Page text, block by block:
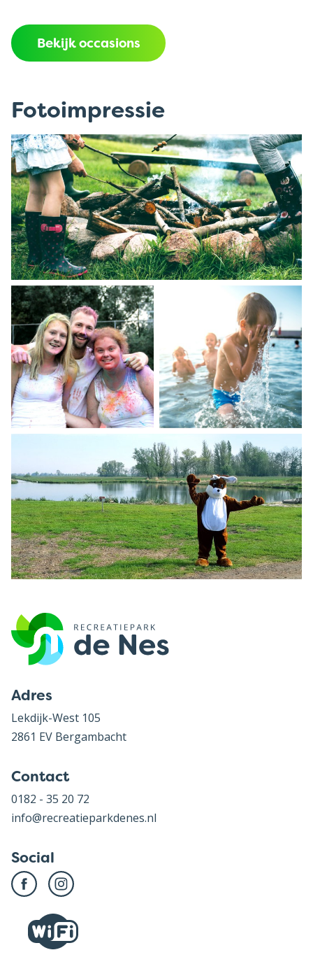
Bekijk occasions
Fotoimpressie
Adres
Lekdijk-West 105
2861 EV Bergambacht
Contact
0182 - 35 20 72
info@recreatieparkdenes.nl
Social